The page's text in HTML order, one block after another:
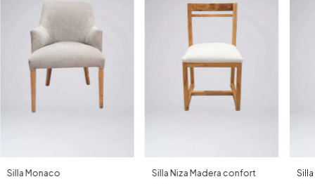
Silla Monaco Silla Niza Madera confort Silla